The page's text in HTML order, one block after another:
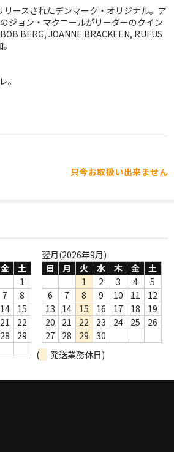
ースされたデンマーク・オリジナル。ア
ジョン・マクニールがリーダーのクイン
BERG, JOANNE BRACKEEN, RUFUS
。
只今お取扱い出来ません
金
土
1
7
8
14
15
21
22
28
29
翌月(2026年9月)
日
月 火 水 木 金
土
1
2 3 4
5
6
7 8 9 10 11
12
13
14 15 16 17 18
19
20
21 22 23 24 25
26
27
28 29
30
(
発送業務休日)